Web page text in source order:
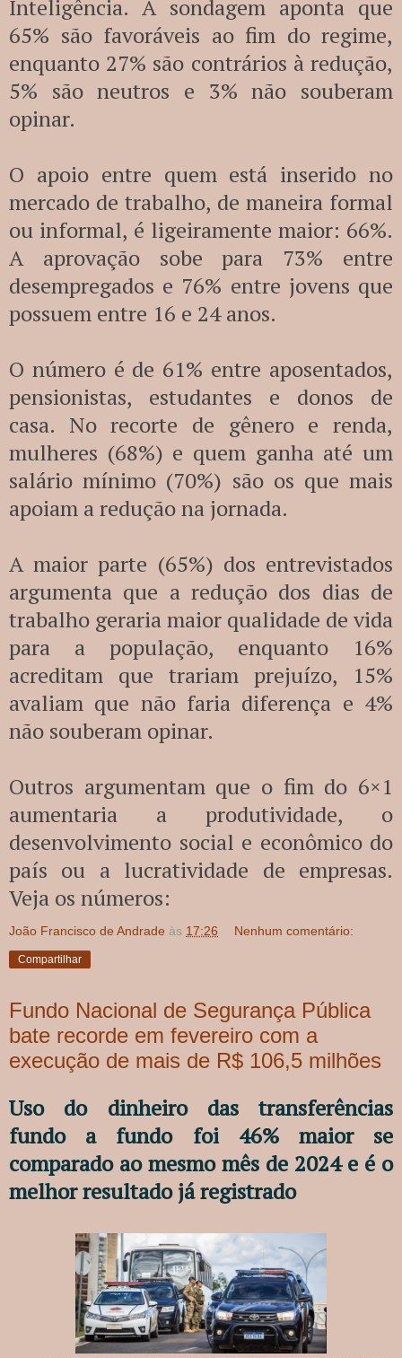
Inteligência. A sondagem aponta que
65% são favoráveis ao fim do regime,
enquanto 27% são contrários à redução,
5% são neutros e 3% não souberam
opinar.
O apoio entre quem está inserido no
mercado de trabalho, de maneira formal
ou informal, é ligeiramente maior: 66%.
A aprovação sobe para 73% entre
desempregados e 76% entre jovens que
possuem entre 16 e 24 anos.
O número é de 61% entre aposentados,
pensionistas, estudantes e donos de
casa. No recorte de gênero e renda,
mulheres (68%) e quem ganha até um
salário mínimo (70%) são os que mais
apoiam a redução na jornada.
A maior parte (65%) dos entrevistados
argumenta que a redução dos dias de
trabalho geraria maior qualidade de vida
para a população, enquanto 16%
acreditam que trariam prejuízo, 15%
avaliam que não faria diferença e 4%
não souberam opinar.
Outros argumentam que o fim do 6×1
aumentaria a produtividade, o
desenvolvimento social e econômico do
país ou a lucratividade de empresas.
Veja os números:
João Francisco de Andrade às 17:26 Nenhum comentário:
Compartilhar
Fundo Nacional de Segurança Pública
bate recorde em fevereiro com a
execução de mais de R$ 106,5 milhões
Uso do dinheiro das transferências
fundo a fundo foi 46% maior se
comparado ao mesmo mês de 2024 e é o
melhor resultado já registrado